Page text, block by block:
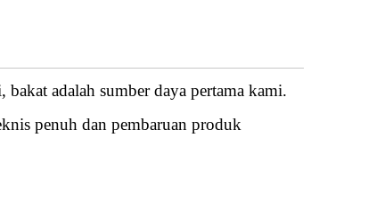
adalah sumber daya pertama kami.
penuh dan pembaruan produk